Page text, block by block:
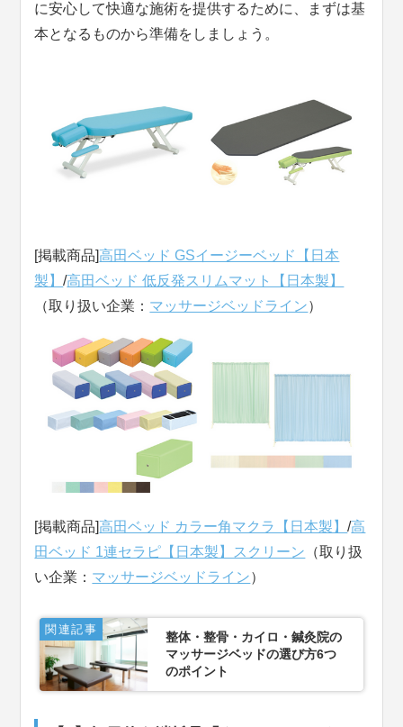
に安心して快適な施術を提供するために、まずは基
本となるものから準備をしましょう。
[掲載商品]高田ベッド GSイージーベッド【日本
製】/高田ベッド 低反発スリムマット【日本製】
（取り扱い企業： マッサージベッドライン）
[掲載商品]高田ベッド カラー角マクラ【日本製】/高
田ベッド 1連セラピ【日本製】スクリーン （取り扱
い企業： マッサージベッドライン）
関連記事
整体・整骨・カイロ・鍼灸院の
マッサージベッドの選び方6つ
のポイント